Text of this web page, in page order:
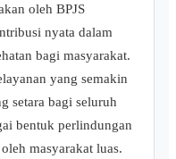
oleh BPJS
nyata dalam
bagi masyarakat.
yang semakin
setara bagi seluruh
bentuk perlindungan
masyarakat luas.